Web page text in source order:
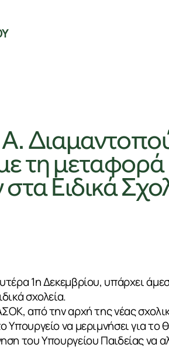
τη μεταφορά
Ειδικά
1η Δεκεμβρίου, υπάρχει
σχολεία.
από την αρχή της νέας
Υπουργείο να μεριμνήσει για
του Υπουργείου Παιδείας να